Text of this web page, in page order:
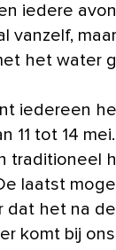
iedere
vanzelf,
het water
iedereen
11 tot 14
traditioneel
laatst
dat het na
komt bij